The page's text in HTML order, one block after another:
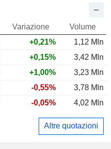
Variazione
Volume
+0,21%
1,12 Mln
+0,15%
3,42 Mln
+1,00%
3,23 Mln
-0,55%
3,78 Mln
-0,05% 4,02 Mln
Altre quotazioni